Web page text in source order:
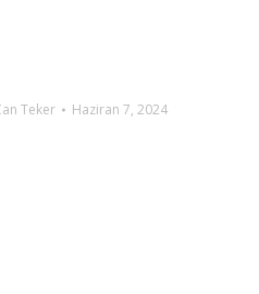
Teker Haziran 7, 2024